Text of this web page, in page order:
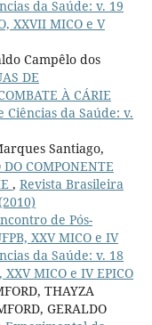
da Saúde: v. 19
XXVII MICO e V
Campêlo dos
DE
À CÁRIE
da Saúde: v.
Santiago,
DO COMPONENTE
, Revista Brasileira
de Pós-
XXV MICO e IV
da Saúde: v. 18
MICO e IV EPICO
THAYZA
GERALDO